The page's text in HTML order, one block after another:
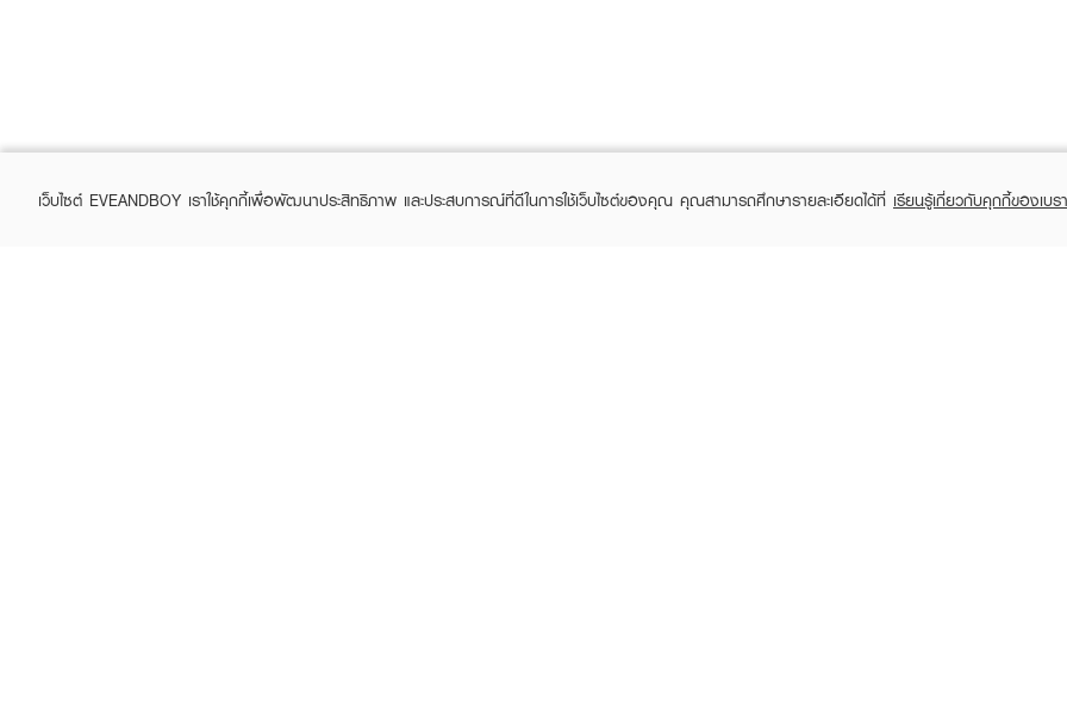
เว็บไซต์ EVEANDBOY เราใช้คุกกี้เพื่อพัฒนาประสิทธิภาพ และประสบการณ์ที่ดีในการใช้เว็บไซต์ของคุณ คุณสามารถศึกษารายละเอียดได้ที่ เรียนรู้เกี่ยวกับคุกกี้ของเบร